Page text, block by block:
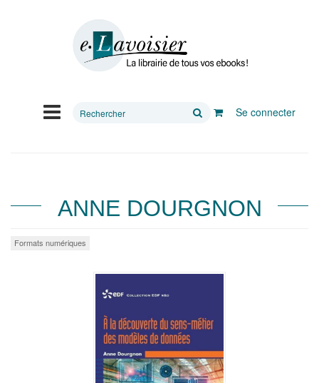
Rechercher
Se connecter
ANNE DOURGNON
Formats numériques